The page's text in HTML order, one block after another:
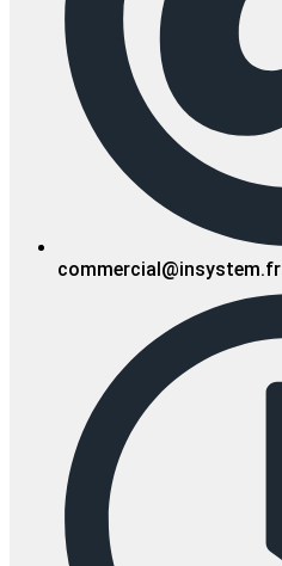
commercial@insystem.fr